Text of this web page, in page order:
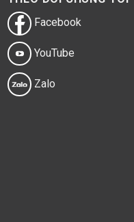
Facebook
YouTube
Zalo